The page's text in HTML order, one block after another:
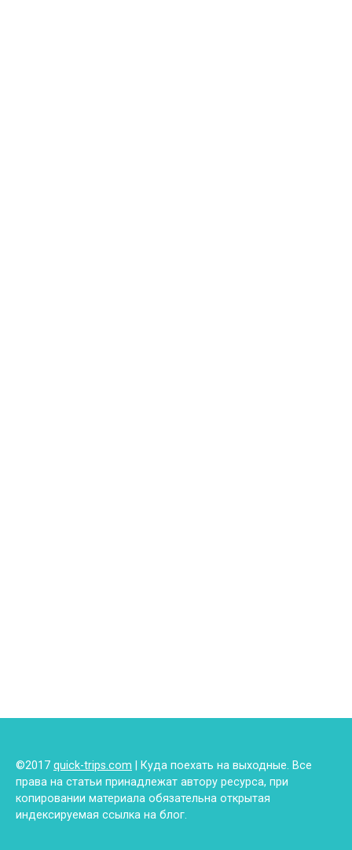
©2017 quick-trips.com | Куда поехать на выходные. Все
права на статьи принадлежат автору ресурса, при
копировании материала обязательна открытая
индексируемая ссылка на блог.